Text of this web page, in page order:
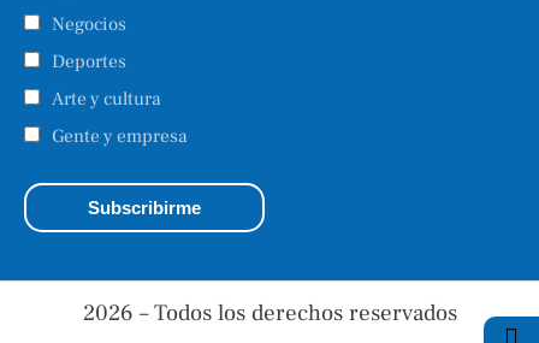
Negocios
Deportes
Arte y cultura
Gente y empresa
2026 – Todos los derechos reservados